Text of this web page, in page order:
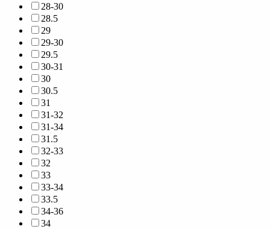
28-30
28.5
29
29-30
29.5
30-31
30
30.5
31
31-32
31-34
31.5
32-33
32
33
33-34
33.5
34-36
34